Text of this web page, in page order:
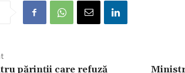
părinţii care refuză